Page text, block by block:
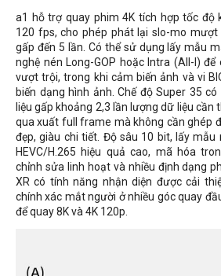
a1 hỗ trợ quay phim 4K tích hợp tốc độ
120 fps, cho phép phát lại slo-mo
gấp đến 5 lần. Có thể sử dụng lấy mẫu
nghệ nén Long-GOP hoặc Intra (All-I)
vượt trội, trong khi cảm biến ảnh và vi
biến dạng hình ảnh. Chế độ Super 35
liệu gấp khoảng 2,3 lần lượng dữ liệu cần
qua xuất full frame mà không cần ghép
đẹp, giàu chi tiết. Độ sâu 10 bit, lấy mẫu
HEVC/H.265 hiệu quả cao, mã hóa
chỉnh sửa linh hoạt và nhiều định dạng
XR có tính năng nhận diện được cải
chính xác mắt người ở nhiều góc quay
để quay 8K và 4K 120p.